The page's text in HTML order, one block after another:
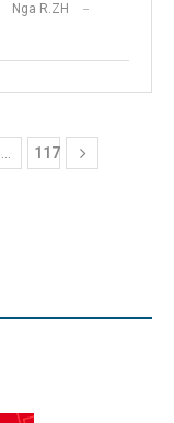
Nga R.ZH
… 117